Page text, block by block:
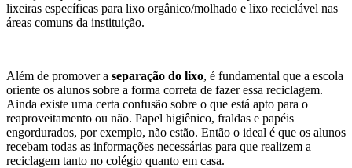
lixeiras específicas para lixo orgânico/molhado e lixo reciclável nas
áreas comuns da instituição.
Além de promover a separação do lixo, é fundamental que a escola
oriente os alunos sobre a forma correta de fazer essa reciclagem.
Ainda existe uma certa confusão sobre o que está apto para o
reaproveitamento ou não. Papel higiênico, fraldas e papéis
engordurados, por exemplo, não estão. Então o ideal é que os alunos
recebam todas as informações necessárias para que realizem a
reciclagem tanto no colégio quanto em casa.